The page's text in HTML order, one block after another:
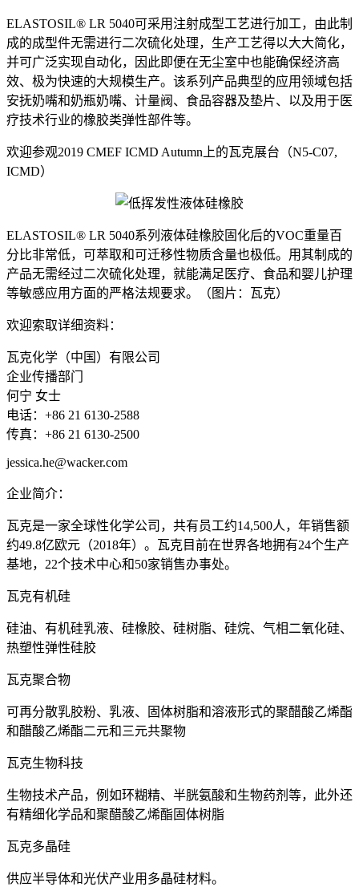
ELASTOSIL® LR 5040可采用注射成型工艺进行加工，由此制
成的成型件无需进行二次硫化处理，生产工艺得以大大简化，
并可广泛实现自动化，因此即便在无尘室中也能确保经济高
效、极为快速的大规模生产。该系列产品典型的应用领域包括
安抚奶嘴和奶瓶奶嘴、计量阀、食品容器及垫片、以及用于医
疗技术行业的橡胶类弹性部件等。
欢迎参观2019 CMEF ICMD Autumn上的瓦克展台（N5-C07,
ICMD）
ELASTOSIL® LR 5040系列液体硅橡胶固化后的VOC重量百
分比非常低，可萃取和可迁移性物质含量也极低。用其制成的
产品无需经过二次硫化处理，就能满足医疗、食品和婴儿护理
等敏感应用方面的严格法规要求。（图片：瓦克）
欢迎索取详细资料：
瓦克化学（中国）有限公司
企业传播部门
何宁 女士
电话：+86 21 6130-2588
传真：+86 21 6130-2500
jessica.he@wacker.com
企业简介：
瓦克是一家全球性化学公司，共有员工约14,500人，年销售额
约49.8亿欧元（2018年）。瓦克目前在世界各地拥有24个生产
基地，22个技术中心和50家销售办事处。
瓦克有机硅
硅油、有机硅乳液、硅橡胶、硅树脂、硅烷、气相二氧化硅、
热塑性弹性硅胶
瓦克聚合物
可再分散乳胶粉、乳液、固体树脂和溶液形式的聚醋酸乙烯酯
和醋酸乙烯酯二元和三元共聚物
瓦克生物科技
生物技术产品，例如环糊精、半胱氨酸和生物药剂等，此外还
有精细化学品和聚醋酸乙烯酯固体树脂
瓦克多晶硅
供应半导体和光伏产业用多晶硅材料。